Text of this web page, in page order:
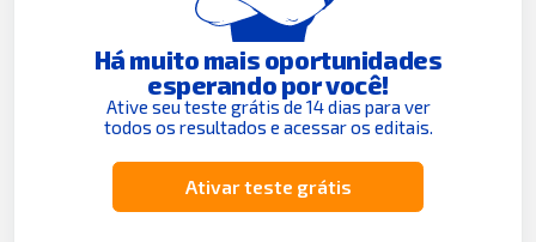
Há muito mais oportunidades
esperando por você!
Ative seu teste grátis de 14 dias para ver
todos os resultados e acessar os editais.
Ativar teste grátis